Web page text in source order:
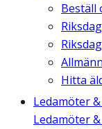
Beställ
Hitta
Ledamöter
Ledamöter